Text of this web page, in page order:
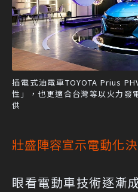
插電式油電車TOYOTA Prius
性」，也更適合台灣等以火力發
供
壯盛陣容宣示電動化
眼看電動車技術逐漸